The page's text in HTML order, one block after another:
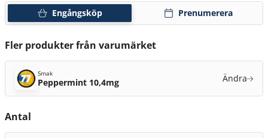
Engångsköp Prenumerera
Fler produkter från varumärket
Smak
Peppermint 10,4mg Ändra
Antal